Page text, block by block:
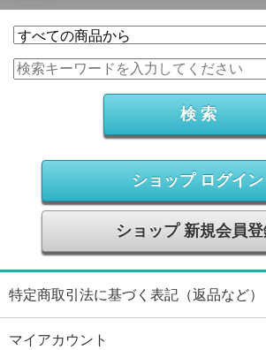
ショップ ログイン
ショップ 新規会員
特定商取引法に基づく表記（返品など）
マイアカウント